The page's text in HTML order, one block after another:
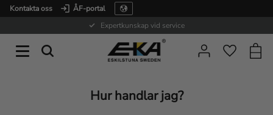
Kontakta oss
ÅF-portal
Expertkunskap vid service
Hur handlar jag?